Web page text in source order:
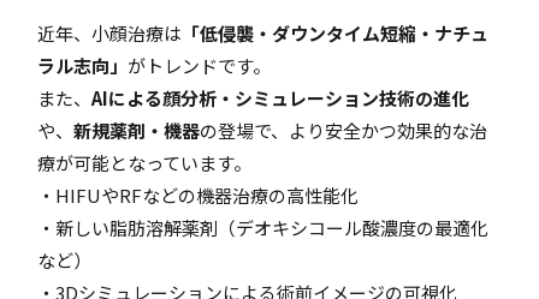
近年、小顔治療は 「低侵襲・ダウンタイム短縮・ナチュ
ラル志向」 がトレンドです。
また、AIによる顔分析・シミュレーション技術の進化
や、新規薬剤・機器の登場で、より安全かつ効果的な治
療が可能となっています。
・HIFUやRFなどの機器治療の高性能化
・新しい脂肪溶解薬剤（デオキシコール酸濃度の最適化
など）
・3Dシミュレーションによる術前イメージの可視化